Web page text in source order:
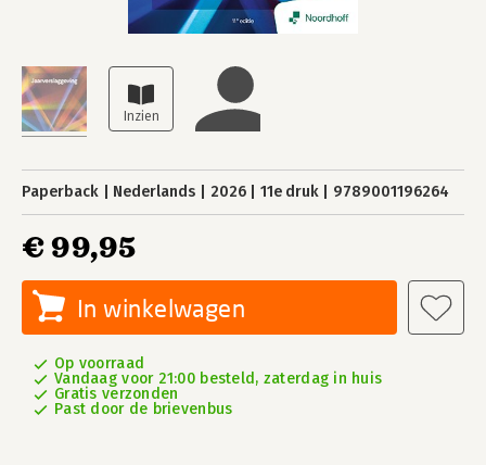
Paperback Nederlands 2026 11e druk 9789001196264
€ 99,95
In winkelwagen
Op voorraad
Vandaag voor 21:00 besteld, zaterdag in huis
Gratis verzonden
Past door de brievenbus